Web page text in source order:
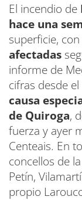
El incendio de
hace una
superficie,
afectadas
informe de
cifras desde
causa
de Quiroga,
fuerza y ayer
Centeais. En
concellos de
Petín,
propio